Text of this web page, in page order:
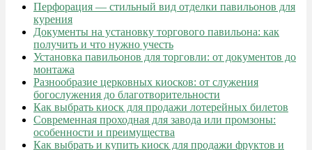
Перфорация — стильный вид отделки павильонов для
курения
Документы на установку торгового павильона: как
получить и что нужно учесть
Установка павильонов для торговли: от документов до
монтажа
Разнообразие церковных киосков: от служения
богослужения до благотворительности
Как выбрать киоск для продажи лотерейных билетов
Современная проходная для завода или промзоны:
особенности и преимущества
Как выбрать и купить киоск для продажи фруктов и